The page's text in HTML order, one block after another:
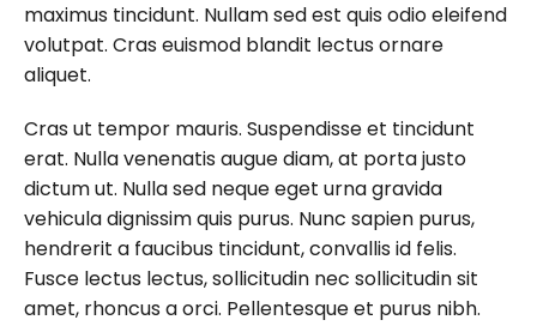
maximus tincidunt. Nullam sed est quis odio eleifend
volutpat. Cras euismod blandit lectus ornare
aliquet.
Cras ut tempor mauris. Suspendisse et tincidunt
erat. Nulla venenatis augue diam, at porta justo
dictum ut. Nulla sed neque eget urna gravida
vehicula dignissim quis purus. Nunc sapien purus,
hendrerit a faucibus tincidunt, convallis id felis.
Fusce lectus lectus, sollicitudin nec sollicitudin sit
amet, rhoncus a orci. Pellentesque et purus nibh.